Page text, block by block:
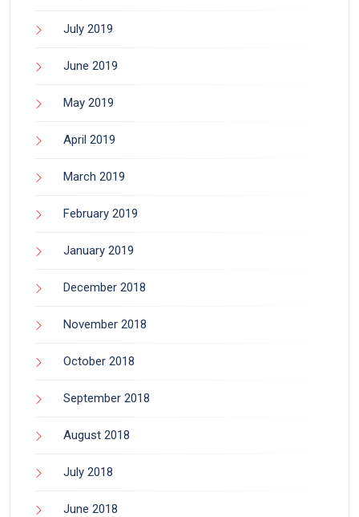
July 2019
June 2019
May 2019
April 2019
March 2019
February 2019
January 2019
December 2018
November 2018
October 2018
September 2018
August 2018
July 2018
June 2018